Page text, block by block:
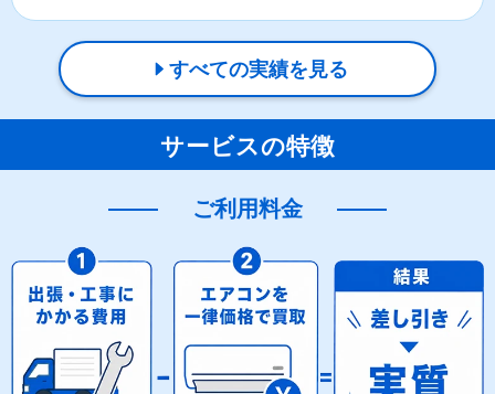
すべての実績を見る
サービスの特徴
ご利用料金